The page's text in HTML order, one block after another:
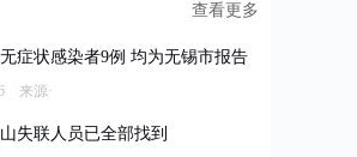
查看更多
症状感染者9例 均为无锡市报告
来源·
失联人员已全部找到